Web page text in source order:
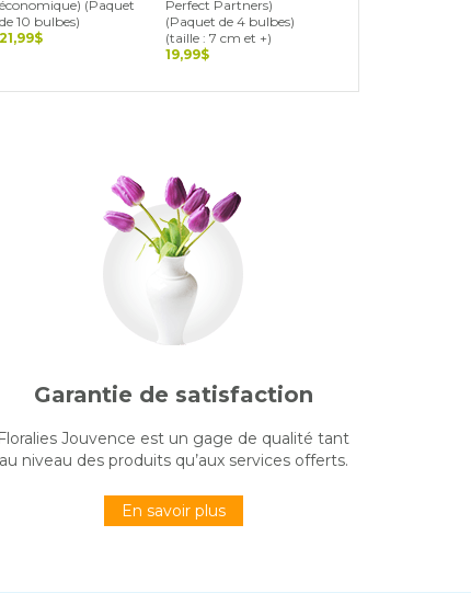
économique) (Paquet
de 10 bulbes)
21,99$
Perfect Partners)
(Paquet de 4 bulbes)
(taille : 7 cm et +)
19,99$
Garantie de satisfaction
Floralies Jouvence est un gage de qualité tant
au niveau des produits qu’aux services offerts.
En savoir plus